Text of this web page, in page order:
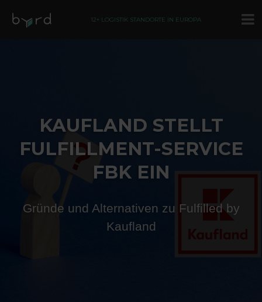
12+ LOGISTIK STANDORTE IN EUROPA
KAUFLAND STELLT
FULFILLMENT-SERVICE
FBK EIN
Gründe und Alternativen zu Fulfilled by
Kaufland